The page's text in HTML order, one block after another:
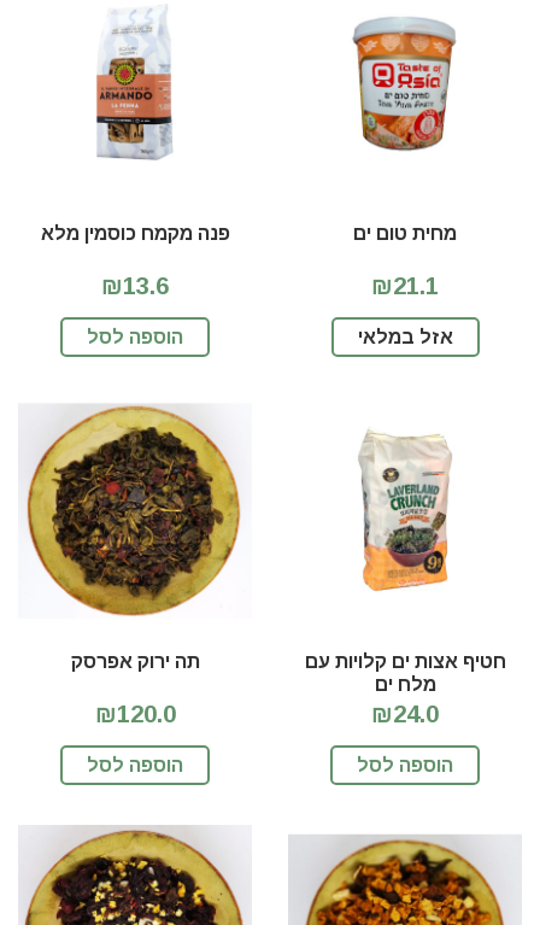
מחית טום ים
₪21.1
אזל במלאי
פנה מקמח כוסמין מלא
₪13.6
הוספה לסל
חטיף אצות ים קלויות עם
מלח ים
₪24.0
הוספה לסל
תה ירוק אפרסק
₪120.0
הוספה לסל